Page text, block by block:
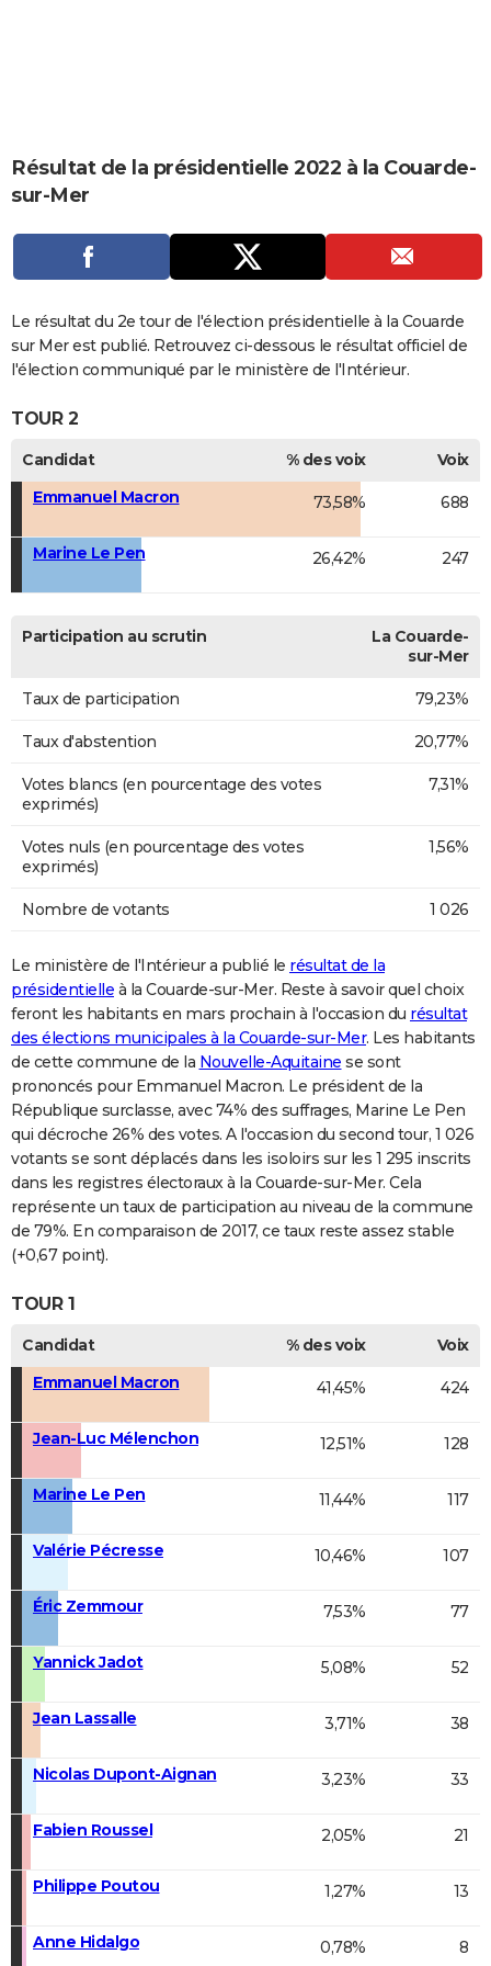
CARTE DE VOEUX
Carte de Noël
Carte Bonne année
Carte Saint-Valentin
Carte Pâques
Carte d'anniversaire
DICTIONNAIRE
Dictionnaire
Biographies
Expressions
Proverbes
PROGRAMME TV
S'inscrire
Se connecter
Lycées
Collèges
Primaires
Universités
Entreprises
Service militaire
Avis de recherche
AVIS DE DÉCÈS
Bricolage
Lifestyle
Culture
Sport
Auto
Television
Voyage
Cinema
Résultat de la présidentielle 2022 à la Couarde-
sur-Mer
Le résultat du 2e tour de l'élection présidentielle à la Couarde
sur Mer est publié. Retrouvez ci-dessous le résultat officiel de
l'élection communiqué par le ministère de l'Intérieur.
TOUR 2
Candidat % des voix
Voix
Emmanuel Macron
73,58% 688
Marine Le Pen 26,42% 247
Participation au scrutin
La Couarde-
sur-Mer
Taux de participation 79,23%
Taux d'abstention 20,77%
Votes blancs (en pourcentage des votes
exprimés)
7,31%
Votes nuls (en pourcentage des votes
exprimés)
1,56%
Nombre de votants 1 026
Le ministère de l'Intérieur a publié le résultat de la
présidentielle à la Couarde-sur-Mer. Reste à savoir quel choix
feront les habitants en mars prochain à l'occasion du résultat
des élections municipales à la Couarde-sur-Mer. Les habitants
de cette commune de la Nouvelle-Aquitaine se sont
prononcés pour Emmanuel Macron. Le président de la
République surclasse, avec 74% des suffrages, Marine Le Pen
qui décroche 26% des votes. A l'occasion du second tour, 1 026
votants se sont déplacés dans les isoloirs sur les 1 295 inscrits
dans les registres électoraux à la Couarde-sur-Mer. Cela
représente un taux de participation au niveau de la commune
de 79%. En comparaison de 2017, ce taux reste assez stable
(+0,67 point).
TOUR 1
Candidat % des voix
Voix
Emmanuel Macron
41,45% 424
Jean-Luc Mélenchon 12,51% 128
Marine Le Pen 11,44% 117
Valérie Pécresse 10,46% 107
Éric Zemmour 7,53% 77
Yannick Jadot 5,08% 52
Jean Lassalle 3,71% 38
Nicolas Dupont-Aignan 3,23% 33
Fabien Roussel 2,05% 21
Philippe Poutou 1,27% 13
Anne Hidalgo 0,78% 8